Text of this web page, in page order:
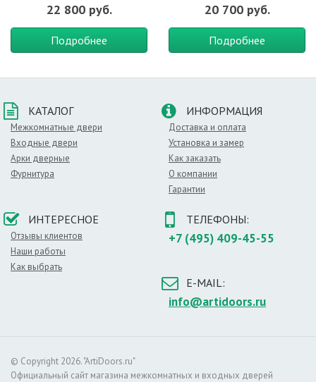
22 800 руб.
Подробнее
20 700 руб.
Подробнее
КАТАЛОГ
Межкомнатные двери
Входные двери
Арки дверные
Фурнитура
ИНФОРМАЦИЯ
Доставка и оплата
Установка и замер
Как заказать
О компании
Гарантии
ИНТЕРЕСНОЕ
Отзывы клиентов
Наши работы
Как выбрать
ТЕЛЕФОНЫ:
+7 (495) 409-45-55
E-MAIL:
info@artidoors.ru
© Copyright 2026. "ArtiDoors.ru"
Официальный сайт магазина межкомнатных и входных дверей